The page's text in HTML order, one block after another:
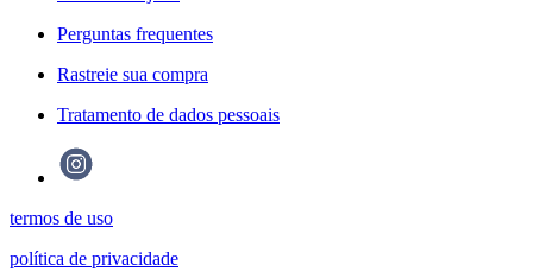
Perguntas frequentes
Rastreie sua compra
Tratamento de dados pessoais
termos de uso
política de privacidade